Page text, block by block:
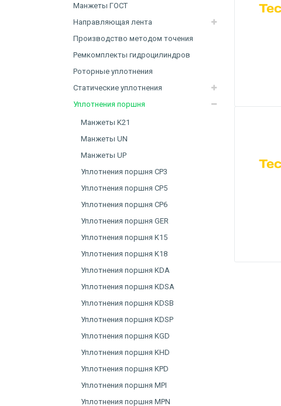
Манжеты ГОСТ
Направляющая лента
Производство методом точения
Ремкомплекты гидроцилиндров
Роторные уплотнения
Статические уплотнения
Уплотнения поршня
Манжеты K21
Манжеты UN
Манжеты UP
Уплотнения поршня CP3
Уплотнения поршня CP5
Уплотнения поршня CP6
Уплотнения поршня GER
Уплотнения поршня K15
Уплотнения поршня K18
Уплотнения поршня KDA
Уплотнения поршня KDSA
Уплотнения поршня KDSB
Уплотнения поршня KDSP
Уплотнения поршня KGD
Уплотнения поршня KHD
Уплотнения поршня KPD
Уплотнения поршня MPI
Уплотнения поршня MPN